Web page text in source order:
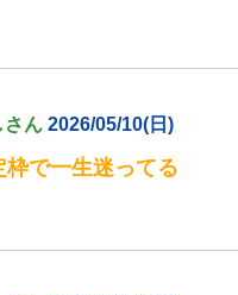
さん 2026/05/10(日)
枠で一生迷ってる